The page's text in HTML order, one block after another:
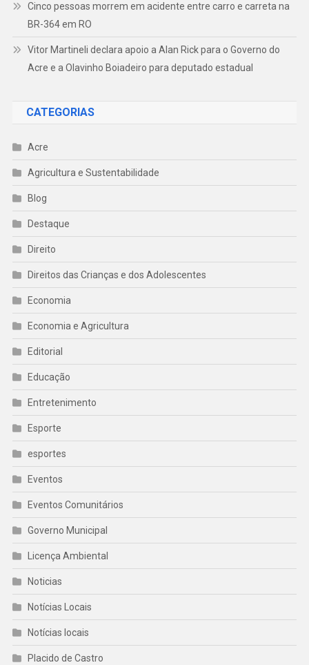
Cinco pessoas morrem em acidente entre carro e carreta na
BR-364 em RO
Vitor Martineli declara apoio a Alan Rick para o Governo do
Acre e a Olavinho Boiadeiro para deputado estadual
CATEGORIAS
Acre
Agricultura e Sustentabilidade
Blog
Destaque
Direito
Direitos das Crianças e dos Adolescentes
Economia
Economia e Agricultura
Editorial
Educação
Entretenimento
Esporte
esportes
Eventos
Eventos Comunitários
Governo Municipal
Licença Ambiental
Noticias
Notícias Locais
Notícias locais
Placido de Castro